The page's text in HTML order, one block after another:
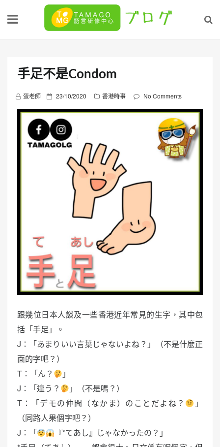
手足不是Condom
蛋老師
P
o
s
e
23/10/2020 香港時事 No Comments
跟幾位日本人談及一些香港近年常見的生字，其中包
括「手足」。
J：「あまりいい言葉じゃないよね？」（不是什麼正
面的字吧？）
T：「ん？
」
J：「違う？
」（不是嗎？）
T：「デモの仲間（なかま）のことだよね？
」
（同路人果個字吧？）
J：「
『*てあし』じゃなかったの？」